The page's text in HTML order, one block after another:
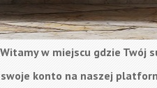
Witamy w miejscu gdzie Twój
konto na naszej